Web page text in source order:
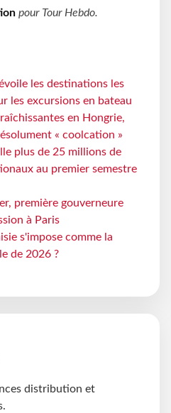
pour Tour Hebdo.
les destinations les
les excursions en bateau
en Hongrie,
« coolcation »
plus de 25 millions de
au premier semestre
première gouverneure
à Paris
s'impose comme la
de 2026 ?
distribution et